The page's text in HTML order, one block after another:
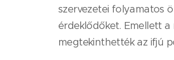
szervezetei folyamatos
érdeklődőket. Emellett
megtekinthették az ifjú